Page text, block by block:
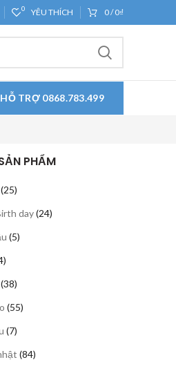
0 YÊU THÍCH 0/ 0₫
HỖ TRỢ 0868.783.499
PHẨM
2525
phẩm
day 2424
55
4
phẩm
3838
phẩm
5555
77
phẩm
8484